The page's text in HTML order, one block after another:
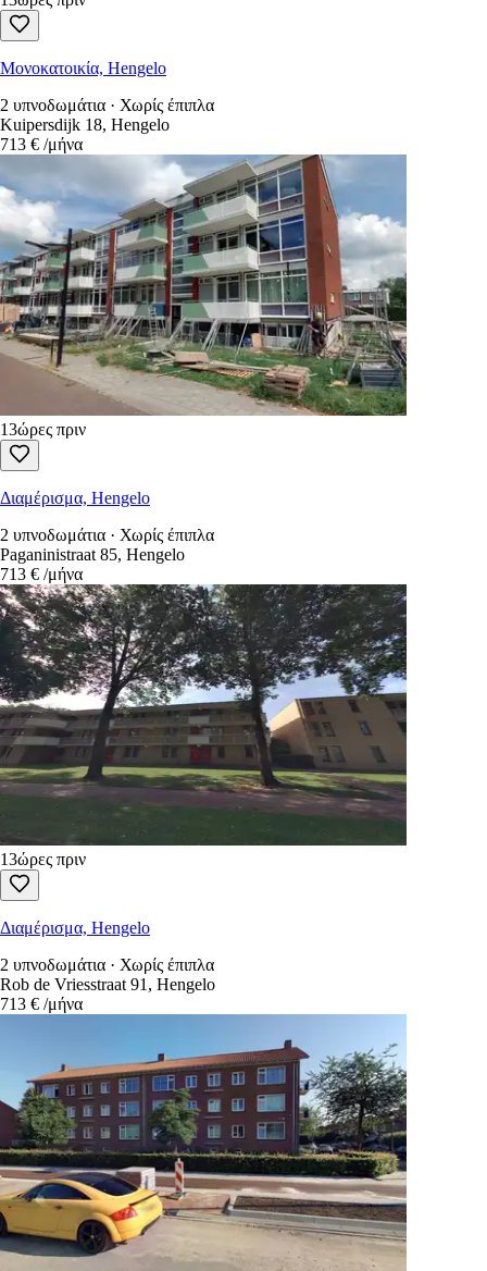
Μονοκατοικία, Hengelo
2 υπνοδωμάτια · Χωρίς έπιπλα
Kuipersdijk 18, Hengelo
713 € /μήνα
13ώρες πριν
Διαμέρισμα, Hengelo
2 υπνοδωμάτια · Χωρίς έπιπλα
Paganinistraat 85, Hengelo
713 € /μήνα
13ώρες πριν
Διαμέρισμα, Hengelo
2 υπνοδωμάτια · Χωρίς έπιπλα
Rob de Vriesstraat 91, Hengelo
713 € /μήνα